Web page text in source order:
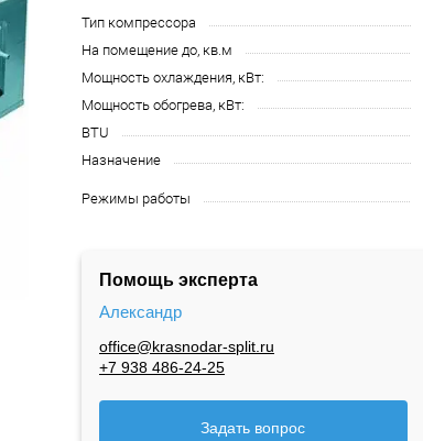
Тип компрессора
На помещение до, кв.м
Мощность охлаждения, кВт:
Мощность обогрева, кВт:
BTU
Назначение
Режимы работы
Помощь эксперта
Александр
office@krasnodar-split.ru
+7 938 486-24-25
Задать вопрос